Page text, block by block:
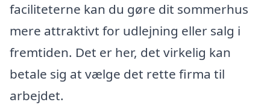
faciliteterne kan du gøre dit sommerhus
mere attraktivt for udlejning eller salg i
fremtiden. Det er her, det virkelig kan
betale sig at vælge det rette firma til
arbejdet.